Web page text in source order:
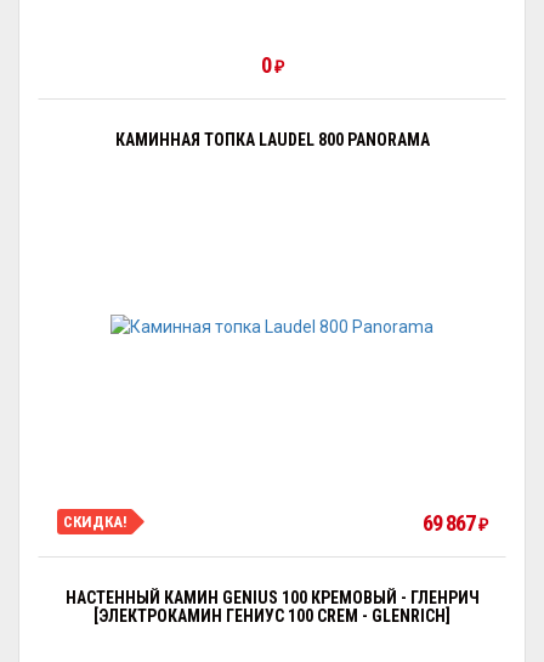
0₽
КАМИННАЯ ТОПКА LAUDEL 800 PANORAMA
СКИДКА! 69 867₽
НАСТЕННЫЙ КАМИН GENIUS 100 КРЕМОВЫЙ - ГЛЕНРИЧ
[ЭЛЕКТРОКАМИН ГЕНИУС 100 CREM - GLENRICH]